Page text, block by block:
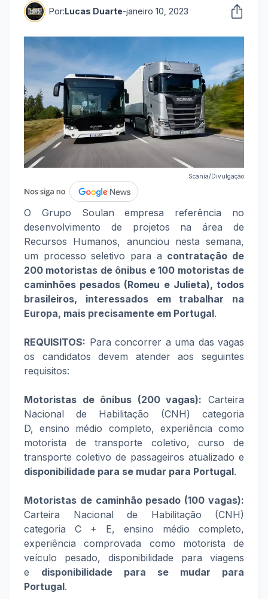
Por:Lucas Duarte-janeiro 10, 2023
Scania/Divulgação
O Grupo Soulan empresa referência no
desenvolvimento de projetos na área de
Recursos Humanos, anunciou nesta semana,
um processo seletivo para a contratação de
200 motoristas de ônibus e 100 motoristas de
caminhões pesados (Romeu e Julieta), todos
brasileiros, interessados em trabalhar na
Europa, mais precisamente em Portugal.
REQUISITOS: Para concorrer a uma das vagas
os candidatos devem atender aos seguintes
requisitos:
Motoristas de ônibus (200 vagas): Carteira
Nacional de Habilitação (CNH) categoria
D, ensino médio completo, experiência como
motorista de transporte coletivo, curso de
transporte coletivo de passageiros atualizado e
disponibilidade para se mudar para Portugal.
Motoristas de caminhão pesado (100 vagas):
Carteira Nacional de Habilitação (CNH)
categoria C + E, ensino médio completo,
experiência comprovada como motorista de
veículo pesado, disponibilidade para viagens
e disponibilidade para se mudar para
Portugal.